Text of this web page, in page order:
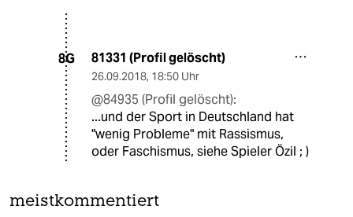
8G 81331 (Profil gelöscht)
26.09.2018, 18:50 Uhr
@84935 (Profil gelöscht):
...und der Sport in Deutschland hat
"wenig Probleme" mit Rassismus,
oder Faschismus, siehe Spieler Özil ; )
meistkommentiert